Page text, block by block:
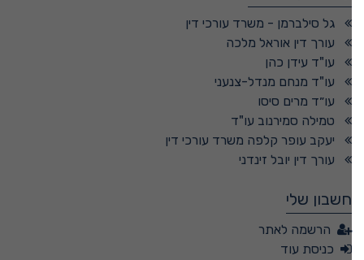
גל סילברמן - משרד עורכי דין
עורך דין אוראל מלכה
עו"ד עידן כהן
עו"ד מנחם מנדל-צנעני
עו״ד מרים סיסו
טמילה סמירנוב עו"ד
יעקב עופר קלפה משרד עורכי דין
עורך דין יובל זינדני
חשבון שלי
הרשמה לאתר
כניסת עוד